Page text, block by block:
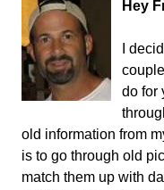
Hey
I
do for
old information from
is to go through old
match them up with